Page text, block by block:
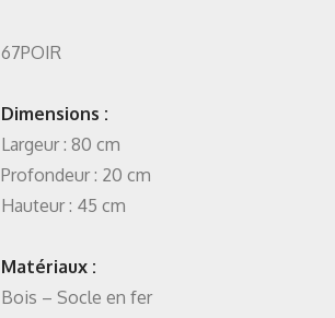
67POIR
Dimensions :
Largeur : 80 cm
Profondeur : 20 cm
Hauteur : 45 cm
Matériaux :
Bois – Socle en fer